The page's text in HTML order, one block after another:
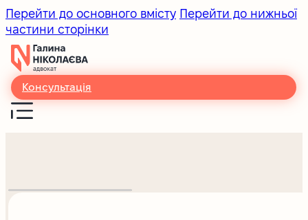
Перейти до основного вмісту Перейти до нижньої
частини сторінки
Консультація